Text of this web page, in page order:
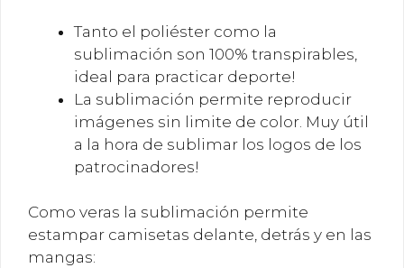
Tanto el poliéster como la
sublimación son 100% transpirables,
ideal para practicar deporte!
La sublimación permite reproducir
imágenes sin limite de color. Muy útil
a la hora de sublimar los logos de los
patrocinadores!
Como veras la sublimación permite
estampar camisetas delante, detrás y en las
mangas: